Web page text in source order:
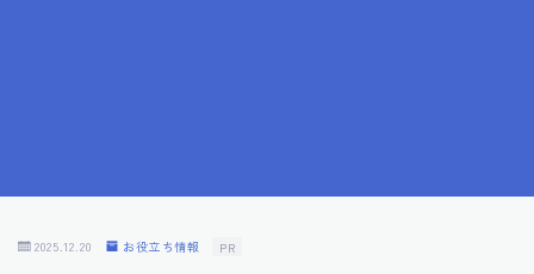
10.フィードバックを活用する方法
2025.12.20 お役立ち情報 PR